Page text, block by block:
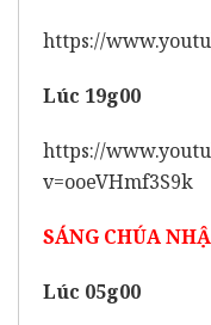
https://
Lúc 19g00
https://
v=ooeVHmf3S9k
SÁNG CHÚA
Lúc 05g00